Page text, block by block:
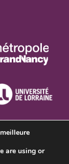
are using or